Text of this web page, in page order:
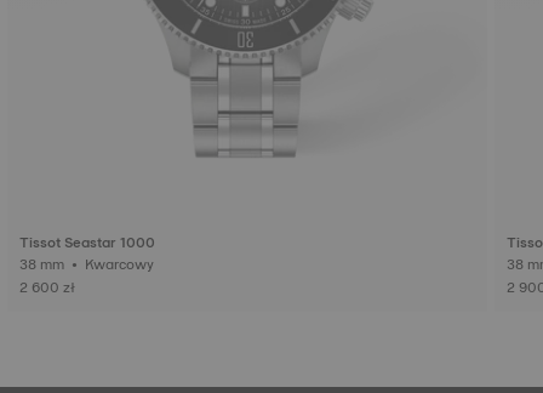
Tissot Seastar 1000
38 mm • Kwarcowy
2 600 zł
2